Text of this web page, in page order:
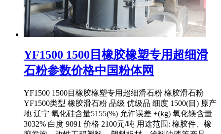
YF1500 1500目橡胶橡塑专用超细滑
石粉参数价格中国粉体网
YF1500 1500目橡胶橡塑专用超细滑石粉 橡胶滑石粉
YF1500类型 橡胶滑石粉 品级 优级品 细度 1500(目) 原产
地 辽宁 氧化硅含量5155(%) 允许误差 ±(kg) 氧化镁含量
3032% 白度 9091 价格 2100元/吨 用途范围: 橡胶件、橡